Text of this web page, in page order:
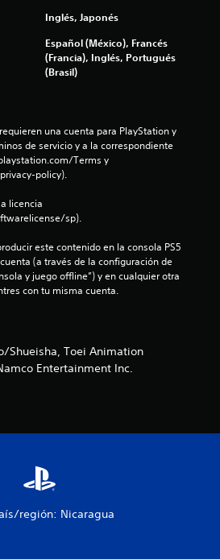
r
l
n
u
a
Inglés, Japonés
Español (México), Francés
(Francia), Inglés, Portugués
(Brasil)
una cuenta para PlayStation y
de servicio y a la correspondiente
Terms y
policy).
licencia
sp).
este contenido en la consola PS5
(a través de la configuración de
y juego offline”) y en cualquier otra
con tu misma cuenta.
Shueisha, Toei Animation
Entertainment Inc.
región: Nicaragua